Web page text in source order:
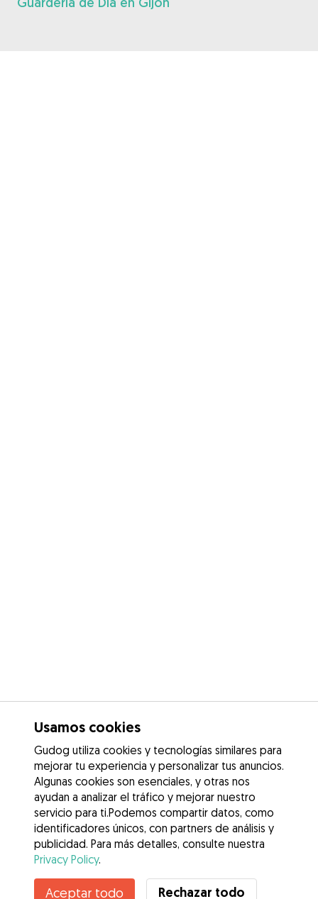
Contacta con Florencia bahia
Usamos cookies
Gudog utiliza cookies y tecnologías similares para
mejorar tu experiencia y personalizar tus anuncios.
Algunas cookies son esenciales, y otras nos
ayudan a analizar el tráfico y mejorar nuestro
servicio para ti.Podemos compartir datos, como
identificadores únicos, con partners de análisis y
publicidad. Para más detalles, consulte nuestra
Privacy Policy.
Aceptar todo Rechazar todo